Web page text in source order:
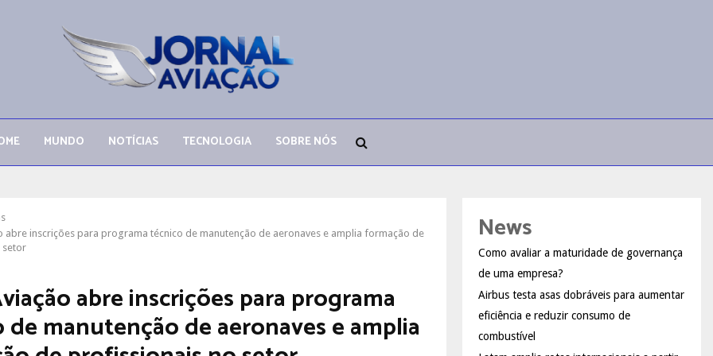
MUNDO NOTÍCIAS TECNOLOGIA SOBRE NÓS
abre inscrições para programa técnico de manutenção de aeronaves e amplia formação de
setor
abre inscrições para programa
manutenção de aeronaves e amplia
News
Como avaliar a maturidade de governança
de uma empresa?
Airbus testa asas dobráveis para aumentar
eficiência e reduzir consumo de
combustível